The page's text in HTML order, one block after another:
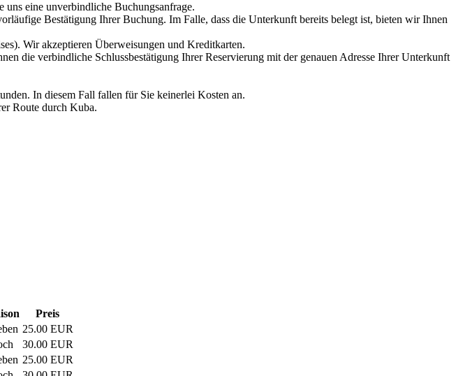
uns eine unverbindliche Buchungsanfrage.
Bestätigung Ihrer Buchung. Im Falle, dass die Unterkunft bereits belegt ist, bieten wir Ihnen
Wir akzeptieren Überweisungen und Kreditkarten.
die verbindliche Schlussbestätigung Ihrer Reservierung mit der genauen Adresse Ihrer Unterkunft
In diesem Fall fallen für Sie keinerlei Kosten an.
Route durch Kuba.
Preis
25.00 EUR
30.00 EUR
25.00 EUR